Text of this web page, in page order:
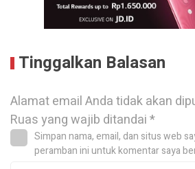
Tinggalkan Balasan
Alamat email Anda tidak akan
Ruas yang wajib ditandai*
Simpan nama, email, dan situs web
peramban ini untuk komentar saya